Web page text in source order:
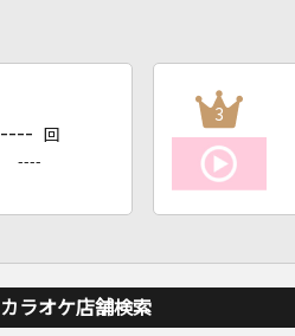
---- 回
----
3
カラオケ店舗検索